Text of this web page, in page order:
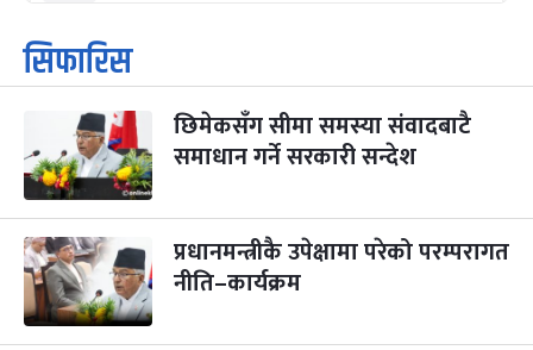
१
आइत
कार्तिक सङ्क्रान्ति
कार्तिक १, २०८३
३
मंगल
महानवमी
कार्तिक ३, २०८३-Oct 20, 2026
२ महिना बाँकी
४
बुध
विजयादशमी
कार्तिक ४, २०८३ Oct 21, 2026
५
बिहि
पापा‌ङ्कुशा एकादशी व्रत
कार्तिक ५, २०८३
सिफारिस
छिमेकसँग सीमा समस्या संवादबाटै
समाधान गर्ने सरकारी सन्देश
प्रधानमन्त्रीकै उपेक्षामा परेको परम्परागत
नीति–कार्यक्रम